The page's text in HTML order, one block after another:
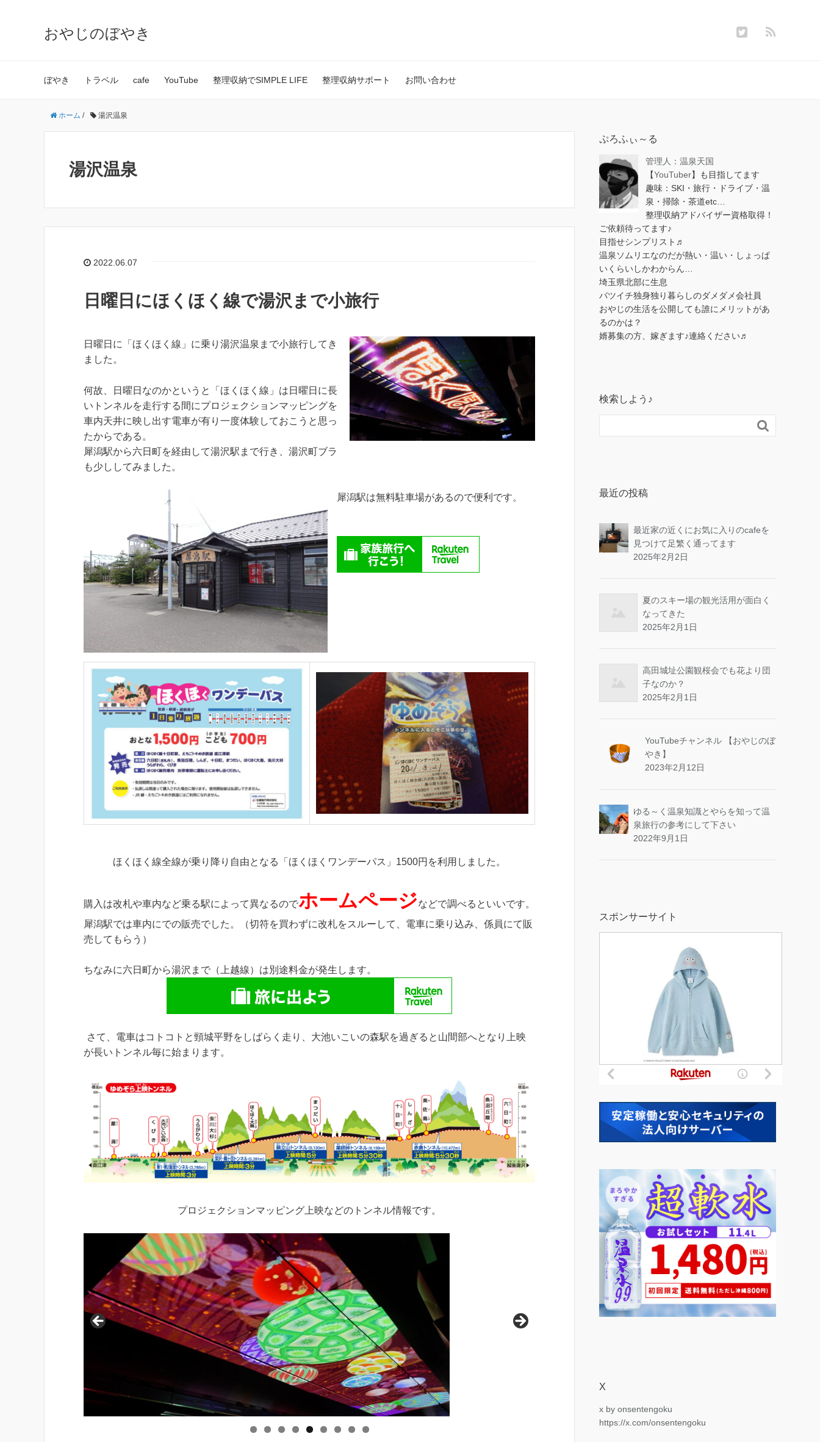
おやじのぼやき
ぼやき トラベル cafe YouTube 整理収納でSIMPLE LIFE 整理収納サポート お問い合わせ
ホーム / 湯沢温泉
湯沢温泉
2022.06.07
日曜日にほくほく線で湯沢まで小旅行
日曜日に「ほくほく線」に乗り湯沢温泉まで小旅行してき
ました。
何故、日曜日なのかというと「ほくほく線」は日曜日に長
いトンネルを走行する間にプロジェクションマッピングを
車内天井に映し出す電車が有り一度体験しておこうと思っ
たからである。
犀潟駅から六日町を経由して湯沢駅まで行き、湯沢町ブラ
も少ししてみました。
犀潟駅は無料駐車場があるので便利です。
ほくほく線全線が乗り降り自由となる「ほくほくワンデーパス」1500円を利用しました。
購入は改札や車内など乗る駅によって異なるのでホームページなどで調べるといいです。
犀潟駅では車内にでの販売でした。（切符を買わずに改札をスルーして、電車に乗り込み、係員にて販
売してもらう）
ちなみに六日町から湯沢まで（上越線）は別途料金が発生します。
さて、電車はコトコトと頸城平野をしばらく走り、大池いこいの森駅を過ぎると山間部へとなり上映
が長いトンネル毎に始まります。
プロジェクションマッピング上映などのトンネル情報です。
ぷろふぃ～る
管理人：温泉天国
【YouTuber】も目指してます
趣味：SKI・旅行・ドライブ・温
泉・掃除・茶道etc…
整理収納アドバイザー資格取得！
ご依頼待ってます♪
目指せシンプリスト♬
温泉ソムリエなのだが熱い・温い・しょっぱ
いくらいしかわからん…
埼玉県北部に生息
バツイチ独身独り暮らしのダメダメ会社員
おやじの生活を公開しても誰にメリットがあ
るのかは？
婿募集の方、嫁ぎます♪連絡ください♬
検索しよう♪

最近の投稿
最近家の近くにお気に入りのcafeを
見つけて足繁く通ってます
2025年2月2日
夏のスキー場の観光活用が面白く
なってきた
2025年2月1日
高田城址公園観桜会でも花より団
子なのか？
2025年2月1日
YouTubeチャンネル 【おやじのぼ
やき】
2023年2月12日
ゆる～く温泉知識とやらを知って温
泉旅行の参考にして下さい
2022年9月1日
スポンサーサイト
X
x by onsentengoku
https://x.com/onsentengoku